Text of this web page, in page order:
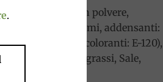
latte scremato in polvere,
ingredienti, aromi, addensanti:
alcool, aromi, coloranti: E-120),
degli acidi grassi, Sale,
.